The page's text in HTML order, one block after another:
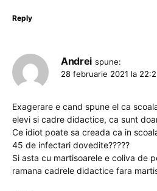
Reply
Andrei spune:
28 februarie 2021 la
Exagerare e cand spune el ca
elevi si cadre didactice, ca sunt
Ce idiot poate sa creada ca in
45 de infectari dovedite?????
Si asta cu martisoarele e coliva de
ramana cadrele didactice fara